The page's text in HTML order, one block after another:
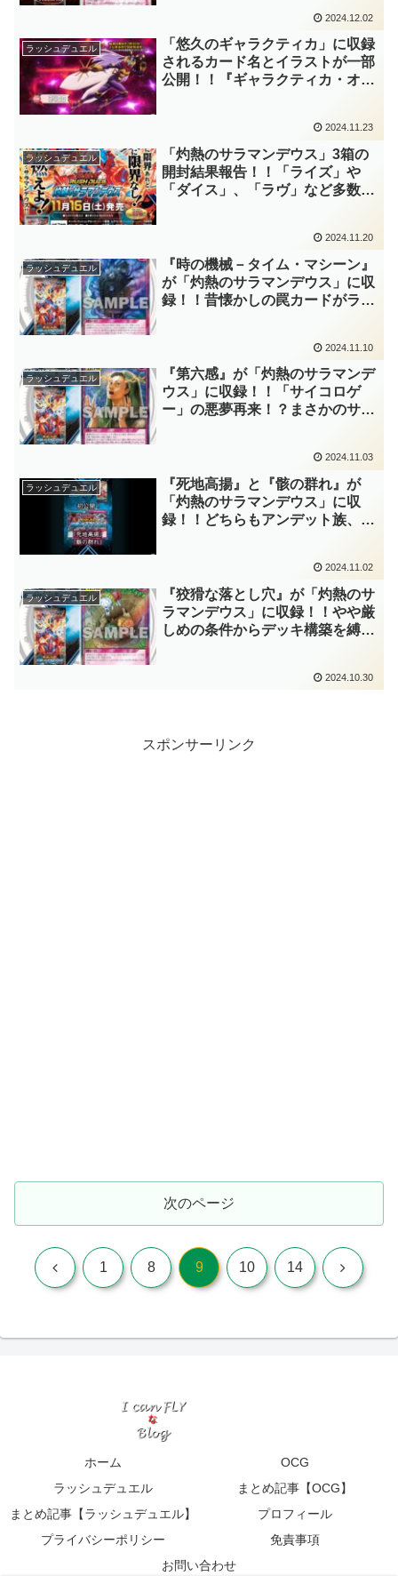
除去として機能させるのは難しそ
うですね～。【遊戯王ラッシュデ
ュエル】
2024.12.02
ラッシュデュエル
「悠久のギャラクティカ」に収録
されるカード名とイラストが一部
公開！！『ギャラクティカ・オブ
「デーモン」や「アニマジカ」も
デッキ構築可能に！！【遊戯王ラ
ッシュデュエル】
2024.11.23
ラッシュデュエル
「灼熱のサラマンデウス」3箱の
開封結果報告！！「ライズ」や
「ダイス」、「ラヴ」など多数の
た基本パック！！当てたいカード
が多すぎて困りますね～。【遊戯
王ラッシュデュエル】
2024.11.20
ラッシュデュエル
『時の機械－タイム・マシーン』
が「灼熱のサラマンデウス」に収
録！！昔懐かしの罠カードがラッ
ット」などのマキシマムテーマと
相性が良好ですね！！【遊戯王ラ
ッシュデュエル】
2024.11.10
ラッシュデュエル
『第六感』が「灼熱のサラマンデ
ウス」に収録！！「サイコロゲ
ー」の悪夢再来！？まさかのサイ
ですね～。『サンセットリバー
ス』メタにもなるかな？【遊戯王
ラッシュデュエル】
2024.11.03
ラッシュデュエル
『死地高揚』と『骸の群れ』が
「灼熱のサラマンデウス」に収
録！！どちらもアンデット族、特
イラストに写っているモンスター
たちも懐かしい……。【遊戯王ラ
ッシュデュエル】
2024.11.02
ラッシュデュエル
『狡猾な落とし穴』が「灼熱のサ
ラマンデウス」に収録！！やや厳
しめの条件からデッキ構築を縛る
とで、OCGより「落とし穴」し
2024.10.30
スポンサーリンク
次のページ
前 1 8 9 10 14 次
ホーム
OCG
ラッシュデュエル
まとめ記事【OCG】
まとめ記事【ラッシュデュエル】
プロフィール
プライバシーポリシー
免責事項
お問い合わせ